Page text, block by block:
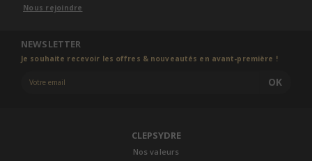
Nous rejoindre
NEWSLETTER
Je souhaite recevoir les offres & nouveautés en avant-première !
OK
CLEPSYDRE
Nos valeurs